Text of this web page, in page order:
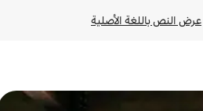
عرض النص باللغة الأصلية